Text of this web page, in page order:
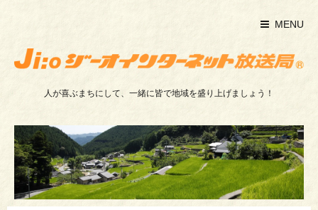
MENU
人が喜ぶまちにして、一緒に皆で地域を盛り上げましょう！